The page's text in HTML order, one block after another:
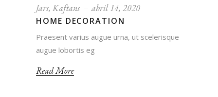
Jars, Kaftans abril 14, 2020
HOME DECORATION
Praesent varius augue urna, ut scelerisque
augue lobortis eg
Read More